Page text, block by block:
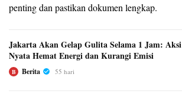
penting dan pastikan dokumen lengkap.
Jakarta Akan Gelap Gulita Selama 1 Jam: Aksi
Nyata Hemat Energi dan Kurangi Emisi
B Berita 55 hari